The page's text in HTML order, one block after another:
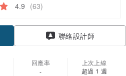
4.9 (63)
聯絡設計師
回應率
-
上次上線
超過 1 週